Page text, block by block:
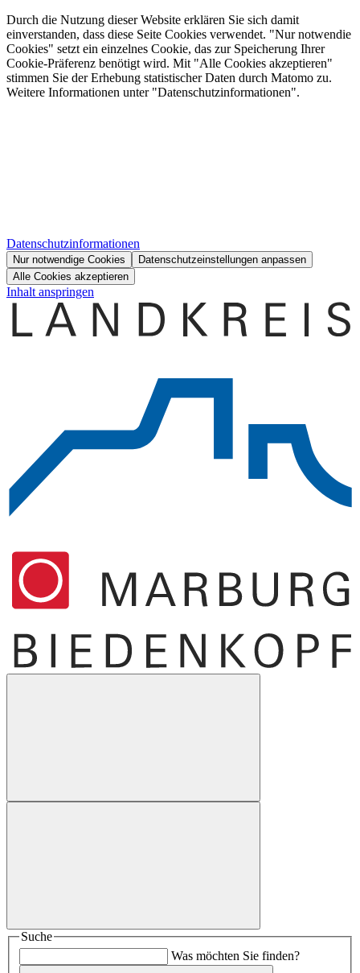
Durch die Nutzung dieser Website erklären Sie sich damit
einverstanden, dass diese Seite Cookies verwendet. "Nur notwendie
Cookies" setzt ein einzelnes Cookie, das zur Speicherung Ihrer
Cookie-Präferenz benötigt wird. Mit "Alle Cookies akzeptieren"
stimmen Sie der Erhebung statistischer Daten durch Matomo zu.
Weitere Informationen unter "Datenschutzinformationen".
Datenschutzinformationen
Nur notwendige Cookies
Datenschutzeinstellungen anpassen
Alle Cookies akzeptieren
Inhalt anspringen
Suche
Was möchten Sie finden?